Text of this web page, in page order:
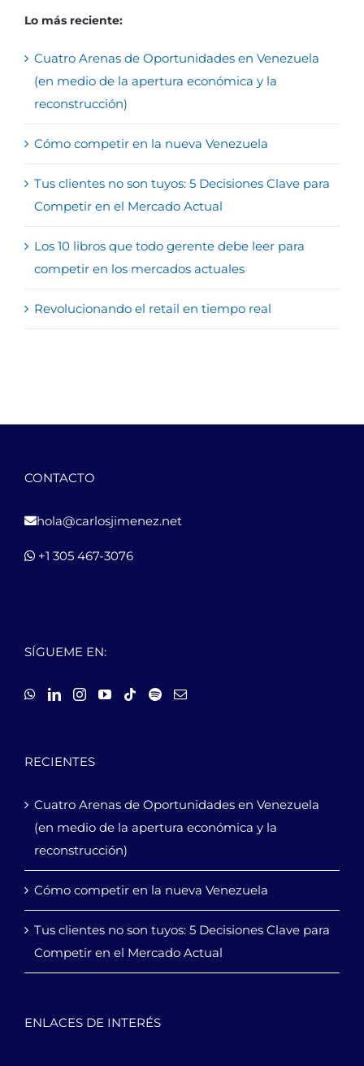
Lo más reciente:
Cuatro Arenas de Oportunidades en Venezuela
(en medio de la apertura económica y la
reconstrucción)
Cómo competir en la nueva Venezuela
Tus clientes no son tuyos: 5 Decisiones Clave para
Competir en el Mercado Actual
Los 10 libros que todo gerente debe leer para
competir en los mercados actuales
Revolucionando el retail en tiempo real
CONTACTO
hola@carlosjimenez.net
+1 305 467-3076
SÍGUEME EN:
RECIENTES
Cuatro Arenas de Oportunidades en Venezuela
(en medio de la apertura económica y la
reconstrucción)
Cómo competir en la nueva Venezuela
Tus clientes no son tuyos: 5 Decisiones Clave para
Competir en el Mercado Actual
ENLACES DE INTERÉS